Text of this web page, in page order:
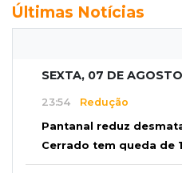
Últimas Notícias
SEXTA, 07 DE AGOSTO
23:54 Redução
Pantanal reduz
Cerrado tem queda de